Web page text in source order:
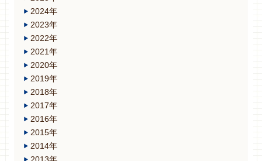
2024年
2023年
2022年
2021年
2020年
2019年
2018年
2017年
2016年
2015年
2014年